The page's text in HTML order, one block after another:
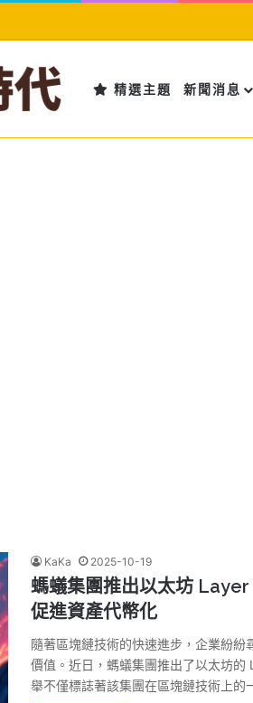
精選主題 新聞消息
KaKa 2025-10-19
螞蟻集團推出以太坊
促進資產代幣化
隨著區塊鏈技術的快速進步，企業紛紛
價值。近日，螞蟻集團推出了以太坊
舉不僅標誌著該集團在區塊鏈技術上的